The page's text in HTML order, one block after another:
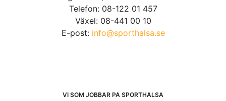
Telefon: 08-122 01 457
Växel: 08-441 00 10
E-post: info@sporthalsa.se
VI SOM JOBBAR PÅ SPORTHÄLSA